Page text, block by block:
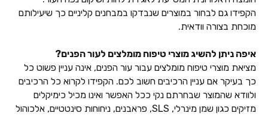
הקפידו גם לבחור במוצרים שנבדקו במבחנים קליניים כך שיעילותם
מוכחת בצורה וודאית.
איפה ניתן להשיג מוצרי טיפוח מומלצים לעור הפנים?
מציאת מוצרי טיפוח מומלצים עבור עור הפנים, אינה עניין פשוט כל
כך בעיקר אם עניין הרכיבים חשוב לכם. הקפידו לקרוא כל הרכיבים
ולוודא שהמוצר שבחרתם נקי ככל האפשר ואינו מכיל כימיקלים
מזיקים כגון שמן מינרלי, SLS, פראבנים, ניחוחות סינטטיים, אלכוהול